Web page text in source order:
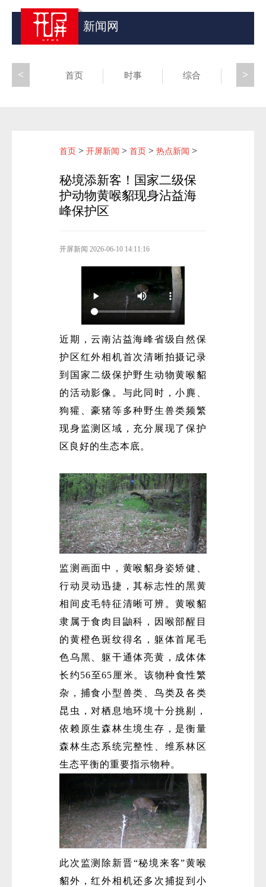
新闻网
首页 时事 综合 昆滇
>
<
首页 > 开屏新闻 > 首页 > 热点新闻 >
秘境添新客！国家二级保
护动物黄喉貂现身沾益海
峰保护区
开屏新闻 2026-06-10 14:11:16
近期，云南沾益海峰省级自然保
护区红外相机首次清晰拍摄记录
到国家二级保护野生动物黄喉貂
的活动影像。与此同时，小麂、
狗獾、豪猪等多种野生兽类频繁
现身监测区域，充分展现了保护
区良好的生态本底。
监测画面中，黄喉貂身姿矫健、
行动灵动迅捷，其标志性的黑黄
相间皮毛特征清晰可辨。黄喉貂
隶属于食肉目鼬科，因喉部醒目
的黄橙色斑纹得名，躯体首尾毛
色乌黑、躯干通体亮黄，成体体
长约56至65厘米。该物种食性繁
杂，捕食小型兽类、鸟类及各类
昆虫，对栖息地环境十分挑剔，
依赖原生森林生境生存，是衡量
森林生态系统完整性、维系林区
生态平衡的重要指示物种。
此次监测除新晋“秘境来客”黄喉
貂外，红外相机还多次捕捉到小